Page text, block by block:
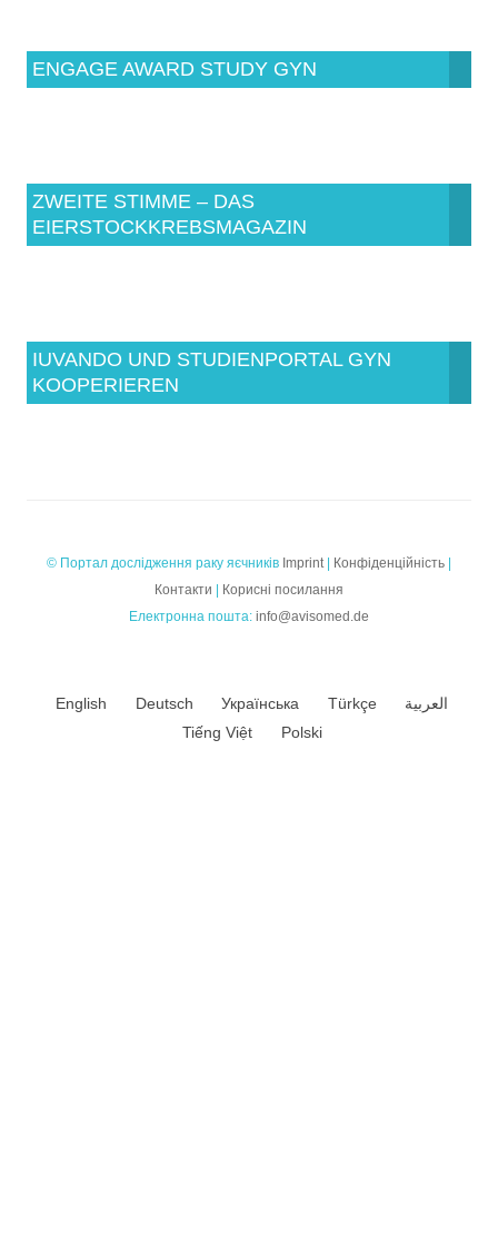
ENGAGE AWARD STUDY GYN
ZWEITE STIMME – DAS
EIERSTOCKKREBSMAGAZIN
IUVANDO UND STUDIENPORTAL GYN
KOOPERIEREN
© Портал дослідження раку яєчників Imprint | Конфіденційність |
Контакти | Корисні посилання
Електронна пошта: info@avisomed.de
English Deutsch Українська Türkçe
العربية
Tiếng Việt
Polski